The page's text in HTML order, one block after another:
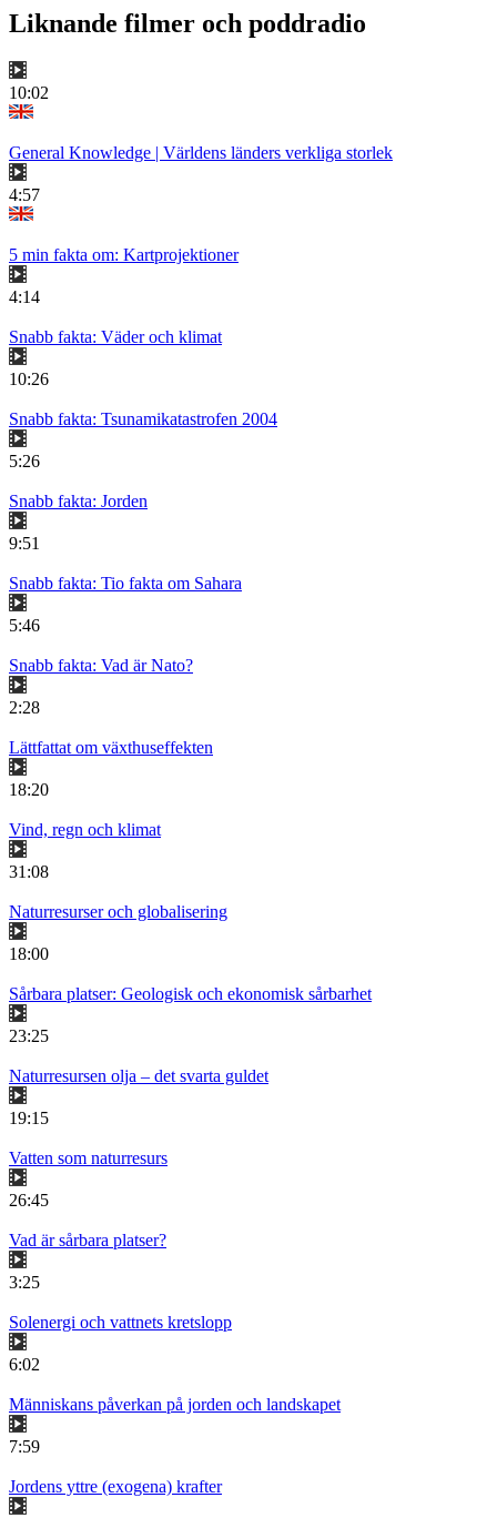
Liknande filmer och poddradio
10:02
General Knowledge | Världens länders verkliga storlek
4:57
5 min fakta om: Kartprojektioner
4:14
Snabb fakta: Väder och klimat
10:26
Snabb fakta: Tsunamikatastrofen 2004
5:26
Snabb fakta: Jorden
9:51
Snabb fakta: Tio fakta om Sahara
5:46
Snabb fakta: Vad är Nato?
2:28
Lättfattat om växthuseffekten
18:20
Vind, regn och klimat
31:08
Naturresurser och globalisering
18:00
Sårbara platser: Geologisk och ekonomisk sårbarhet
23:25
Naturresursen olja – det svarta guldet
19:15
Vatten som naturresurs
26:45
Vad är sårbara platser?
3:25
Solenergi och vattnets kretslopp
6:02
Människans påverkan på jorden och landskapet
7:59
Jordens yttre (exogena) krafter